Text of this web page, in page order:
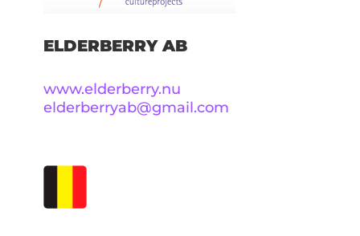
ELDERBERRY AB
www.elderberry.nu
elderberryab@gmail.com